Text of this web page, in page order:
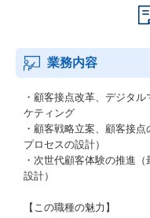
業務内容
・顧客接点改革、デジタ
ケティング
・顧客戦略立案、顧客接
プロセスの設計）
・次世代顧客体験の推進
設計）
【この職種の魅力】